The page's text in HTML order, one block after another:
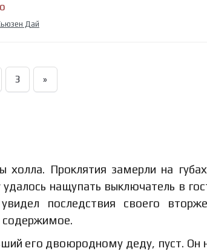
Дай
3 »
холла. Проклятия замерли на
нащупать выключатель в
последствия своего
содержимое.
его двоюродному деду, пуст. Он